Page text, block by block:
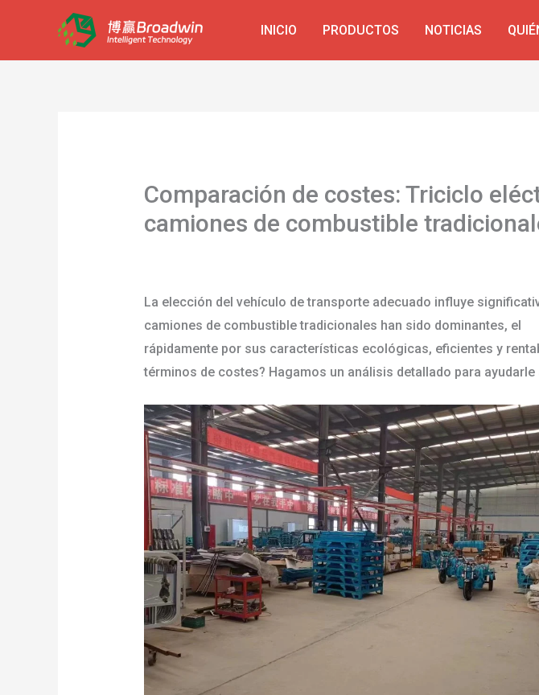
contenido
INICIO PRODUCTOS NOTICIAS
Comparación de costes: Triciclo
camiones de combustible
La elección del vehículo de transporte adecuado influye
camiones de combustible tradicionales han sido dominantes, el
rápidamente por sus características ecológicas, eficientes y
términos de costes? Hagamos un análisis detallado para